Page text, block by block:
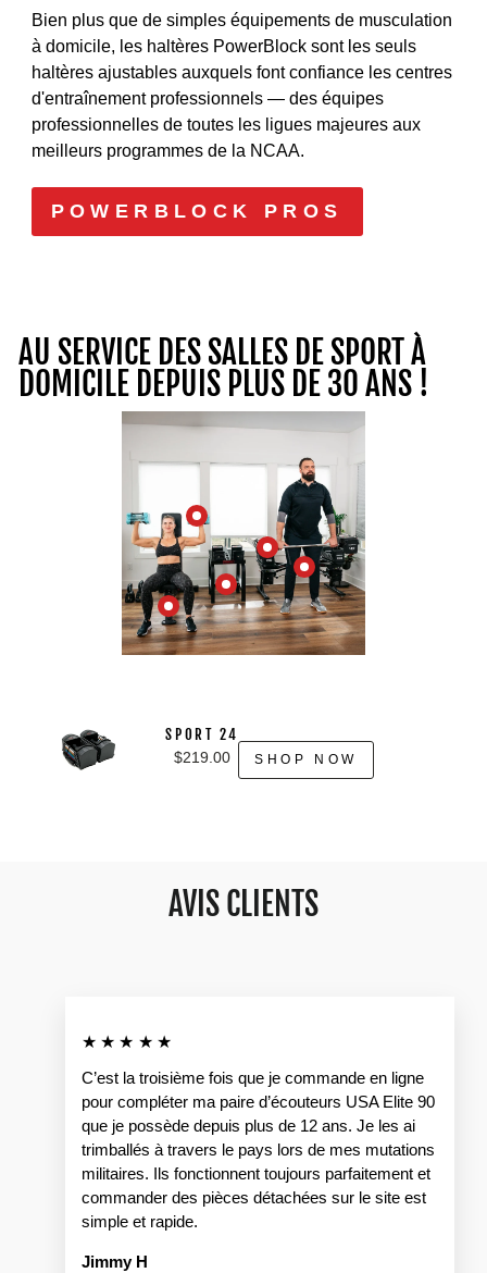
Bien plus que de simples équipements de musculation
à domicile, les haltères PowerBlock sont les seuls
haltères ajustables auxquels font confiance les centres
d'entraînement professionnels — des équipes
professionnelles de toutes les ligues majeures aux
meilleurs programmes de la NCAA.
POWERBLOCK PROS
AU SERVICE DES SALLES DE SPORT À
DOMICILE DEPUIS PLUS DE 30 ANS !
SPORT 24
$219.00 SHOP NOW
AVIS CLIENTS
★★★★★
C’est la troisième fois que je commande en ligne
pour compléter ma paire d’écouteurs USA Elite 90
que je possède depuis plus de 12 ans. Je les ai
trimballés à travers le pays lors de mes mutations
militaires. Ils fonctionnent toujours parfaitement et
commander des pièces détachées sur le site est
simple et rapide.
Jimmy H